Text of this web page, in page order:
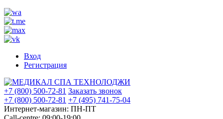
Вход
Регистрация
+7 (800) 500-72-81 Заказать звонок
+7 (800) 500-72-81 +7 (495) 741-75-04
Интернет-магазин: ПН-ПТ